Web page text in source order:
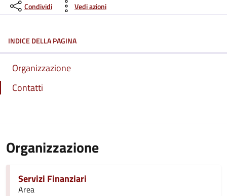
Condividi Vedi azioni
INDICE DELLA PAGINA
Organizzazione
Contatti
Organizzazione
Servizi Finanziari
Area